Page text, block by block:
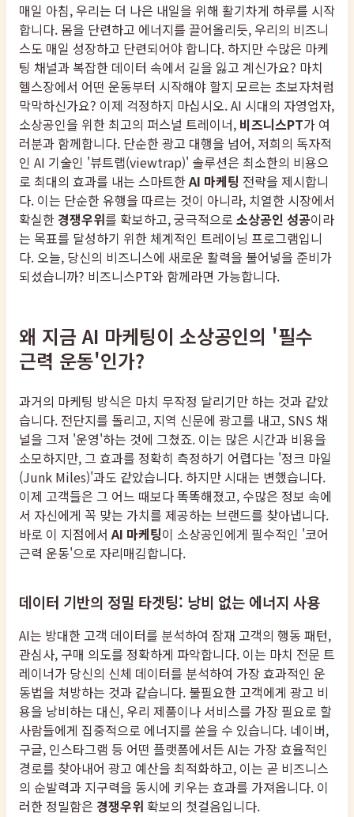
매일 아침, 우리는 더 나은 내일을 위해 활기차게 하루를 시작
합니다. 몸을 단련하고 에너지를 끌어올리듯, 우리의 비즈니
스도 매일 성장하고 단련되어야 합니다. 하지만 수많은 마케
팅 채널과 복잡한 데이터 속에서 길을 잃고 계신가요? 마치
헬스장에서 어떤 운동부터 시작해야 할지 모르는 초보자처럼
막막하신가요? 이제 걱정하지 마십시오. AI 시대의 자영업자,
소상공인을 위한 최고의 퍼스널 트레이너, 비즈니스PT가 여
러분과 함께합니다. 단순한 광고 대행을 넘어, 저희의 독자적
인 AI 기술인 '뷰트랩(viewtrap)' 솔루션은 최소한의 비용으
로 최대의 효과를 내는 스마트한AI 마케팅 전략을 제시합니
다. 이는 단순한 유행을 따르는 것이 아니라, 치열한 시장에서
확실한 경쟁우위를 확보하고, 궁극적으로 소상공인 성공이라
는 목표를 달성하기 위한 체계적인 트레이닝 프로그램입니
다. 오늘, 당신의 비즈니스에 새로운 활력을 불어넣을 준비가
되셨습니까? 비즈니스PT와 함께라면 가능합니다.
왜 지금 AI 마케팅이 소상공인의 '필수
근력 운동'인가?
과거의 마케팅 방식은 마치 무작정 달리기만 하는 것과 같았
습니다. 전단지를 돌리고, 지역 신문에 광고를 내고, SNS 채
널을 그저 '운영'하는 것에 그쳤죠. 이는 많은 시간과 비용을
소모하지만, 그 효과를 정확히 측정하기 어렵다는 '정크 마일
(Junk Miles)'과도 같았습니다. 하지만 시대는 변했습니다.
이제 고객들은 그 어느 때보다 똑똑해졌고, 수많은 정보 속에
서 자신에게 꼭 맞는 가치를 제공하는 브랜드를 찾아냅니다.
바로 이 지점에서AI 마케팅이 소상공인에게 필수적인 '코어
근력 운동'으로 자리매김합니다.
데이터 기반의 정밀 타겟팅: 낭비 없는 에너지 사용
AI는 방대한 고객 데이터를 분석하여 잠재 고객의 행동 패턴,
관심사, 구매 의도를 정확하게 파악합니다. 이는 마치 전문 트
레이너가 당신의 신체 데이터를 분석하여 가장 효과적인 운
동법을 처방하는 것과 같습니다. 불필요한 고객에게 광고 비
용을 낭비하는 대신, 우리 제품이나 서비스를 가장 필요로 할
사람들에게 집중적으로 에너지를 쏟을 수 있습니다. 네이버,
구글, 인스타그램 등 어떤 플랫폼에서든 AI는 가장 효율적인
경로를 찾아내어 광고 예산을 최적화하고, 이는 곧 비즈니스
의 순발력과 지구력을 동시에 키우는 효과를 가져옵니다. 이
러한 정밀함은 경쟁우위 확보의 첫걸음입니다.